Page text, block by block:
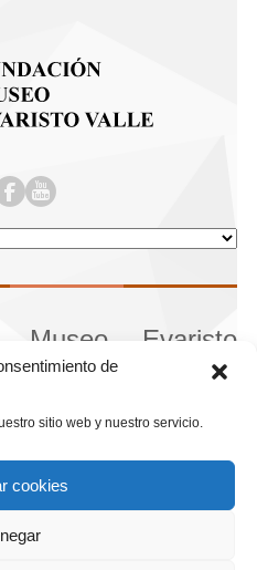
de
sitio web y nuestro servicio.
cookies
Museo Evaristo
Attachment